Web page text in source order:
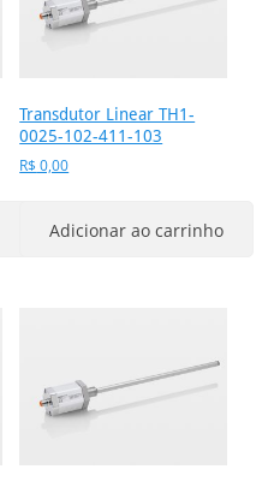
Transdutor Linear TH1-
0025-102-411-103
R$ 0,00
Adicionar ao carrinho